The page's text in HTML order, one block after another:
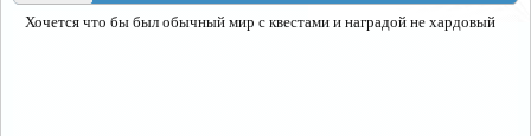
Хочется что бы был обычный мир с квестами и наградой не хардовый